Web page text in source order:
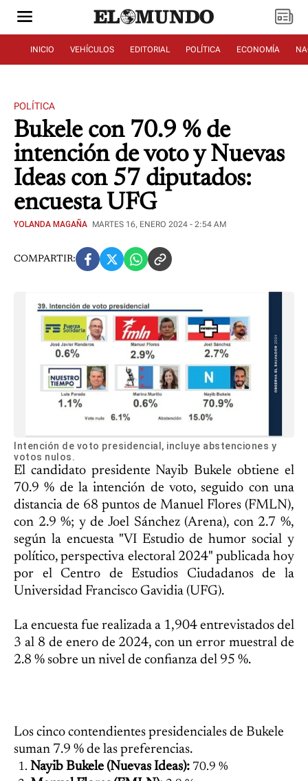
INICIO VEHÍCULOS EDITORIAL POLÍTICA ECONOMÍA
POLÍTICA
Bukele con 70.9 % de
intención de voto y Nuevas
Ideas con 57 diputados:
encuesta UFG
YOLANDA MAGAÑA MARTES 16, ENERO 2024 - 2:54 AM
COMPARTIR:
Intención de voto presidencial, incluye abstenciones y
votos nulos.
El candidato presidente Nayib Bukele obtiene el
70.9 % de la intención de voto, seguido con una
distancia de 68 puntos de Manuel Flores (FMLN),
con 2.9 %; y de Joel Sánchez (Arena), con 2.7 %,
según la encuesta "VI Estudio de humor social y
político, perspectiva electoral 2024" publicada hoy
por el Centro de Estudios Ciudadanos de la
Universidad Francisco Gavidia (UFG).
La encuesta fue realizada a 1,904 entrevistados del
3 al 8 de enero de 2024, con un error muestral de
2.8 % sobre un nivel de confianza del 95 %.
Los cinco contendientes presidenciales de Bukele
suman 7.9 % de las preferencias.
Nayib Bukele (Nuevas Ideas): 70.9 %